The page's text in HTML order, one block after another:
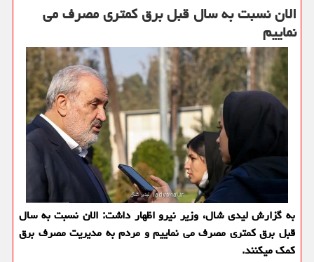
الان نسبت به سال قبل برق کمتری مصرف می
نماییم
به گزارش لیدی شال، وزیر نیرو اظهار داشت: الان نسبت به سال
قبل برق کمتری مصرف می نماییم و مردم به مدیریت مصرف برق
کمک می‎کنند.